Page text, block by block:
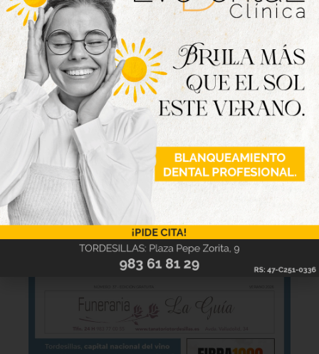
Carro, Zulema San José, María Ángeles Santos y
Verónica Gutiérrez.
Nueva edición
disponible
Hazte ya con la trigésimo séptima edición de
la revista Tordesillas al día. Haz clic sobre la
imagen para verla online.